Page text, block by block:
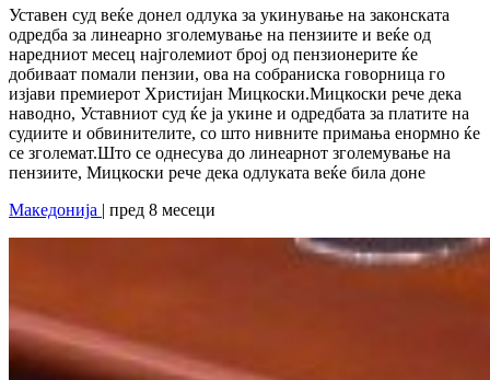
Уставен суд веќе донел одлука за укинување на законската
одредба за линеарно зголемување на пензиите и веќе од
наредниот месец најголемиот број од пензионерите ќе
добиваат помали пензии, ова на собраниска говорница го
изјави премиерот Христијан Мицкоски.Мицкоски рече дека
наводно, Уставниот суд ќе ја укине и одредбата за платите на
судиите и обвинителите, со што нивните примања енормно ќе
се зголемат.Што се однесува до линеарнот зголемување на
пензиите, Мицкоски рече дека одлуката веќе била доне
Македонија | пред 8 месеци